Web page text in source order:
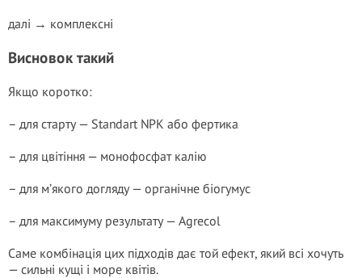
далі → комплексні
Висновок такий
Якщо коротко:
– для старту — Standart NPK або фертика
– для цвітіння — монофосфат калію
– для м’якого догляду — органічне біогумус
– для максимуму результату — Agrecol
Саме комбінація цих підходів дає той ефект, який всі хочуть
— сильні кущі і море квітів.